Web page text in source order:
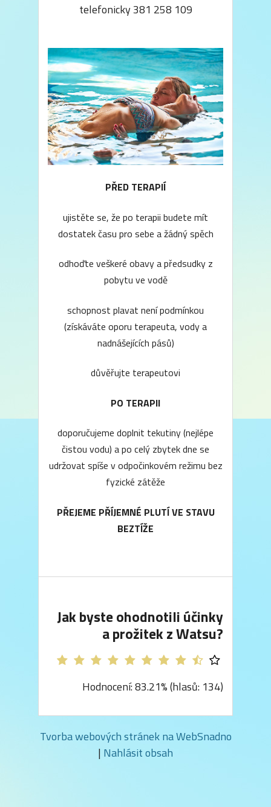
telefonicky 381 258 109
PŘED TERAPIÍ
ujistěte se, že po terapii budete mít
dostatek času pro sebe a žádný spěch
odhoďte veškeré obavy a předsudky z
pobytu ve vodě
schopnost plavat není podmínkou
(získáváte oporu terapeuta, vody a
nadnášejících pásů)
důvěřujte terapeutovi
PO TERAPII
doporučujeme doplnit tekutiny (nejlépe
čistou vodu) a po celý zbytek dne se
udržovat spíše v odpočinkovém režimu bez
fyzické zátěže
PŘEJEME PŘÍJEMNÉ PLUTÍ VE STAVU
BEZTÍŽE
Jak byste ohodnotili účinky
a prožitek z Watsu?
Hodnocení: 83.21% (hlasů: 134)
Tvorba webových stránek na WebSnadno
| Nahlásit obsah